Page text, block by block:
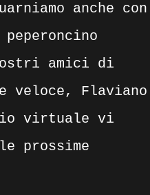
anche con
amici di
veloce, Flaviano
virtuale vi
prossime